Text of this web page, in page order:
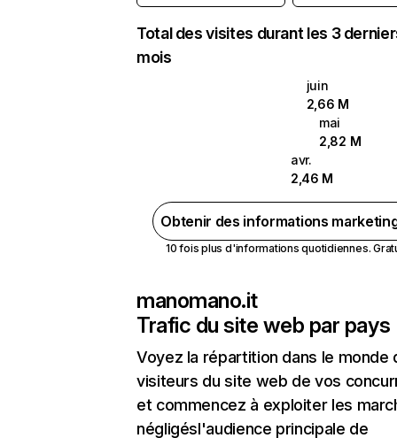
Total des visites durant les 3
mois
juin
2,66 M
mai
2,82 M
avr.
2,46 M
Obtenir des informations
10 fois plus d'informations quotidiennes.
manomano.it
Trafic du site web par pays
Voyez la répartition dans le monde
visiteurs du site web de vos
et commencez à exploiter les
négligésl'audience principale de